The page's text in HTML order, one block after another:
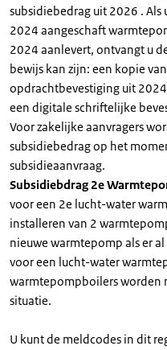
subsidiebedrag uit 2026 . Als
2024 aangeschaft
2024 aanlevert, ontvangt u
bewijs kan zijn: een kopie
opdrachtbevestiging uit
een digitale schriftelijke
Voor zakelijke aanvragers
subsidiebedrag op het
subsidieaanvraag.
Subsidiebdrag 2e
voor een 2e lucht-water
installeren van 2
nieuwe warmtepomp als er
voor een lucht-water
warmtepompboilers worden
situatie.
U kunt de meldcodes in dit